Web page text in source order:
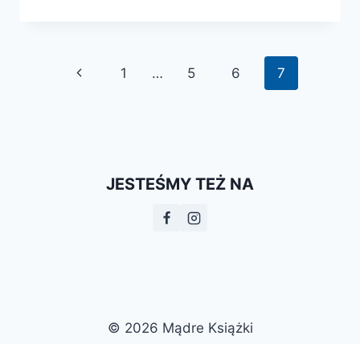
Nawigacja
Poprzednia
1 … 5 6 7
JESTEŚMY TEŻ NA
© 2026 Mądre Książki